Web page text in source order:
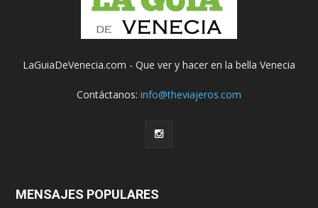
LaGuiaDeVenecia.com - Que ver y hacer en la bella Venecia
Contáctanos: info@theviajeros.com
MENSAJES POPULARES